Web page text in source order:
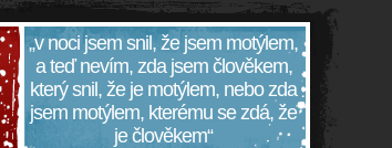
„v noci jsem snil, že jsem motýlem,
a teď nevím, zda jsem člověkem,
který snil, že je motýlem, nebo zda
jsem motýlem, kterému se zdá, že
je člověkem“